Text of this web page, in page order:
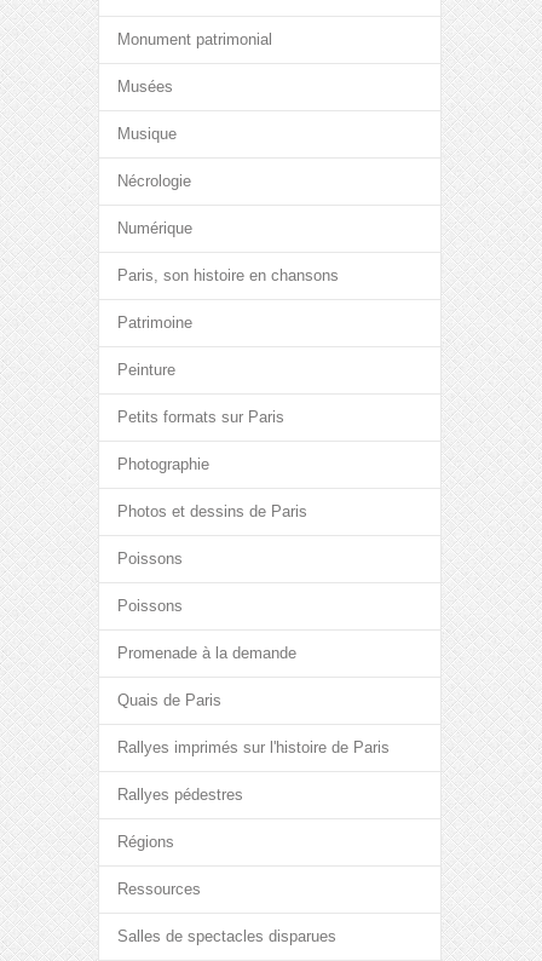
Monument patrimonial
Musées
Musique
Nécrologie
Numérique
Paris, son histoire en chansons
Patrimoine
Peinture
Petits formats sur Paris
Photographie
Photos et dessins de Paris
Poissons
Poissons
Promenade à la demande
Quais de Paris
Rallyes imprimés sur l'histoire de Paris
Rallyes pédestres
Régions
Ressources
Salles de spectacles disparues